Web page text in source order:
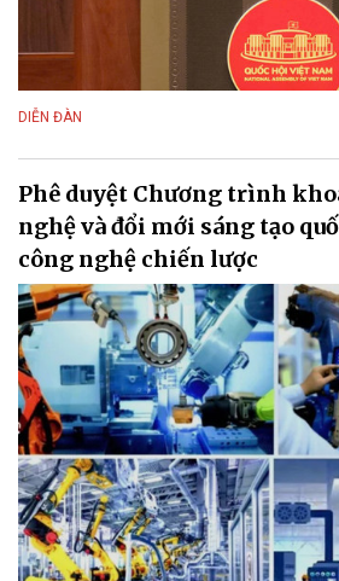
DIỄN ĐÀN
Phê duyệt Chương trình
nghệ và đổi mới sáng tạo
công nghệ chiến lược